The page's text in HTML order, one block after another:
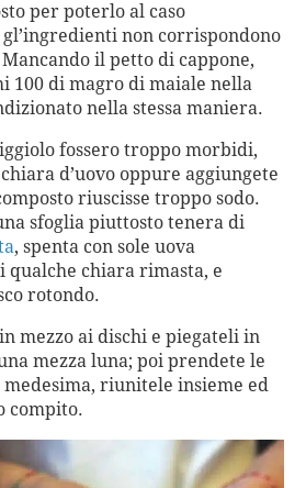
per poterlo al caso
non corrispondono
il petto di cappone,
100 di magro di maiale nella
nella stessa maniera.
fossero troppo morbidi,
d’uovo oppure aggiungete
riuscisse troppo sodo.
sfoglia piuttosto tenera di
, spenta con sole uova
qualche chiara rimasta, e
rotondo.
mezzo ai dischi e piegateli in
mezza luna; poi prendete le
riunitele insieme ed
compito.